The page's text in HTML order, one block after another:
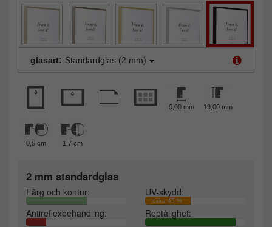
glasart: Standardglas (2 mm)
9,00 mm 19,00 mm
0,5 cm 1,7 cm
2 mm standardglas
Färg och kontur: UV-skydd:
cirka 45 %
Antireflexbehandling: Reptålighet: